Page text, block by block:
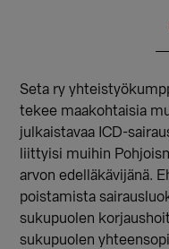
Seta ry
tekee maakohtaisia
julkaistavaa ICD-
liittyisi muihin
arvon edelläkävijänä.
poistamista
sukupuolen
sukupuolen